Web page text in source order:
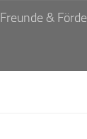
Freunde &